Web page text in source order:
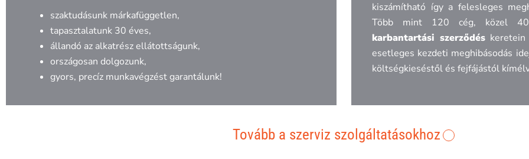
szaktudásunk márkafüggetlen,
tapasztalatunk 30 éves,
állandó az alkatrész ellátottságunk,
országosan dolgozunk,
gyors, precíz munkavégzést garantálunk!
kiszámítható így a felesleges
Több mint 120 cég, közel
karbantartási szerződés
esetleges kezdeti meghibásodás
költségkieséstől és fejfájástól
Tovább a szerviz szolgáltatásokhoz